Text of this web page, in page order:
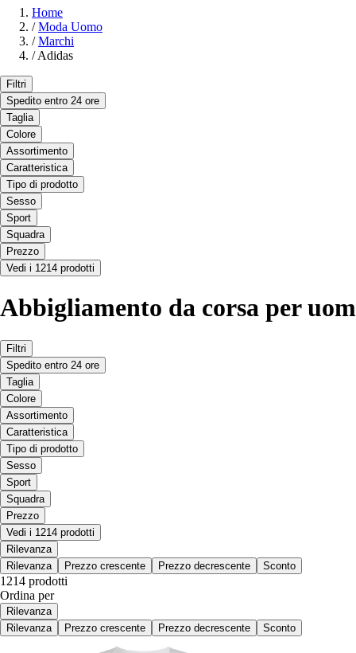
Home
/ Moda Uomo
/ Marchi
/ Adidas
Filtri
Spedito entro 24 ore
Taglia
Colore
Assortimento
Caratteristica
Tipo di prodotto
Sesso
Sport
Squadra
Prezzo
Vedi i 1214 prodotti
Abbigliamento da corsa per
Filtri
Spedito entro 24 ore
Taglia
Colore
Assortimento
Caratteristica
Tipo di prodotto
Sesso
Sport
Squadra
Prezzo
Vedi i 1214 prodotti
Rilevanza
Rilevanza
Prezzo crescente Prezzo decrescente Sconto
1214 prodotti
Ordina per
Rilevanza
Rilevanza
Prezzo crescente Prezzo decrescente Sconto